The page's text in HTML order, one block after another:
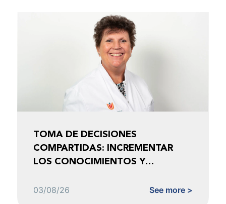
TOMA DE DECISIONES
COMPARTIDAS: INCREMENTAR
LOS CONOCIMIENTOS Y
03/08/26 See more >